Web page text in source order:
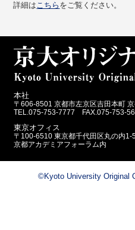
詳細はこちら をご覧ください。
本社
〒606-8501 京都市左京区吉田本町
TEL.075-753-7777 FAX.075-753-
東京オフィス
〒100-6510 東京都千代田区丸の内1-
京都アカデミアフォーラム内
©Kyoto University Original